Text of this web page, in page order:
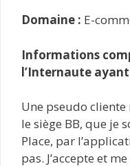
Domaine : E-
Informations
l’Internaute
Une pseudo
le siège BB, que je
Place, par
pas. J’accepte et